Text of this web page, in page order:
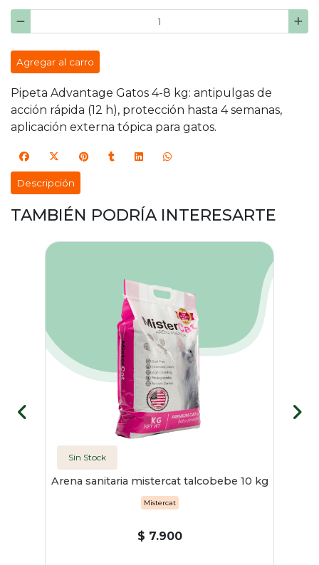
Agregar al carro
Pipeta Advantage Gatos 4-8 kg: antipulgas de
acción rápida (12 h), protección hasta 4 semanas,
aplicación externa tópica para gatos.
Descripción
TAMBIÉN PODRÍA INTERESARTE
Sin Stock
Arena sanitaria mistercat talcobebe 10 kg
Mistercat
$ 7.900